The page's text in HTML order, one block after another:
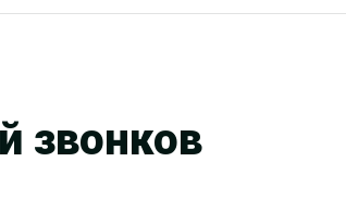
звонков